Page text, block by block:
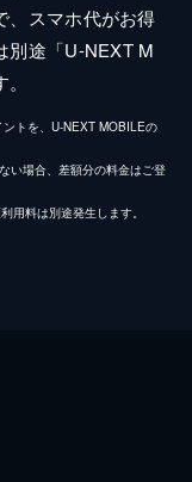
、スマホ代がお得
別途「U-NEXT M
トを、U-NEXT MOBILEの
い場合、差額分の料金はご登
用料は別途発生します。